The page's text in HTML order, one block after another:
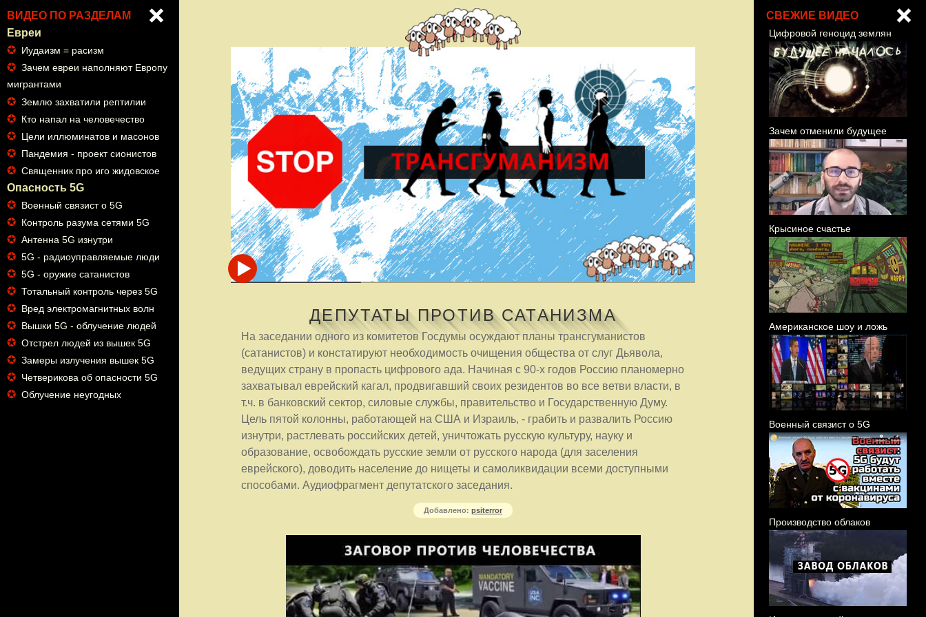
ВИДЕО ПО РАЗДЕЛАМ
Евреи
✪ Иудаизм = расизм
✪ Зачем евреи наполняют Европу
мигрантами
✪ Землю захватили рептилии
✪ Кто напал на человечество
✪ Цели иллюминатов и масонов
✪ Пандемия - проект сионистов
✪ Священник про иго жидовское
Опасность 5G
✪ Военный связист о 5G
✪ Контроль разума сетями 5G
✪ Антенна 5G изнутри
✪ 5G - радиоуправляемые люди
✪ 5G - оружие сатанистов
✪ Тотальный контроль через 5G
✪ Вред электромагнитных волн
✪ Вышки 5G - облучение людей
✪ Отстрел людей из вышек 5G
✪ Замеры излучения вышек 5G
✪ Четверикова об опасности 5G
✪ Облучение неугодных
СВЕЖИЕ ВИДЕО
Цифровой геноцид землян
Зачем отменили будущее
Крысиное счастье
Американское шоу и ложь
Военный связист о 5G
Производство облаков
ДЕПУТАТЫ ПРОТИВ САТАНИЗМА
На заседании одного из комитетов Госдумы осуждают планы трансгуманистов
(сатанистов) и констатируют необходимость очищения общества от слуг Дьявола,
ведущих страну в пропасть цифрового ада. Начиная с 90-х годов Россию планомерно
захватывал еврейский кагал, продвигавший своих резидентов во все ветви власти, в
т.ч. в банковский сектор, силовые службы, правительство и Государственную Думу.
Цель пятой колонны, работающей на США и Израиль, - грабить и развалить Россию
изнутри, растлевать российских детей, уничтожать русскую культуру, науку и
образование, освобождать русские земли от русского народа (для заселения
еврейского), доводить население до нищеты и самоликвидации всеми доступными
способами. Аудиофрагмент депутатского заседания.
Добавлено: psiterror